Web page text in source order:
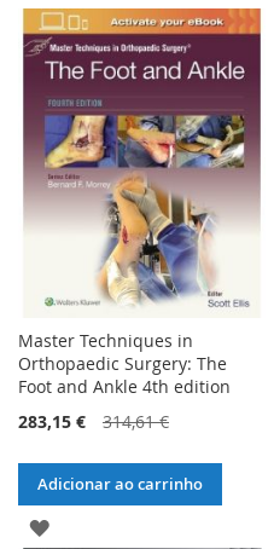
À
LISTA
DE
DESEJOS
Master Techniques in
Orthopaedic Surgery: The
Foot and Ankle 4th edition
283,15 €
314,61 €
Adicionar ao carrinho
ADICIONAR